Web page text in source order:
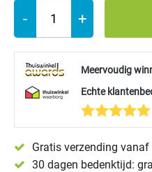
- +
Meervoudig
Echte
Gratis verzending vanaf
30 dagen bedenktijd: